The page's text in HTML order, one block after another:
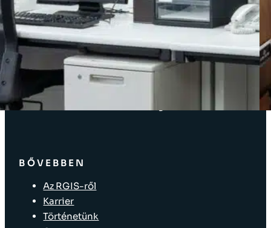
MEGOLDÁSOK
Leltár megoldások
Vállalati megoldások
Ellátásilánc-megoldások
Üzlet elrendezése
Eszközök címkézése
BŐVEBBEN
Az RGIS-ről
Karrier
Történetünk